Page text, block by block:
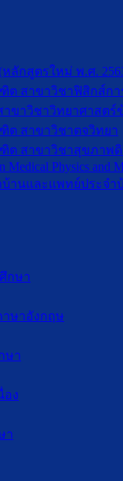
กสูตรใหม่ พ.ศ.
ต สาขาวิชาฟิสิกส์กา
ขาวิชาวิทยาศาสตร์
ต สาขาวิชาตจวิทยา
สาขาวิชาสุขภาพดิ
Medical Physics and
านและแพทย์ประจำ
กษา
ษาอังกฤษ
ษา
อง
า